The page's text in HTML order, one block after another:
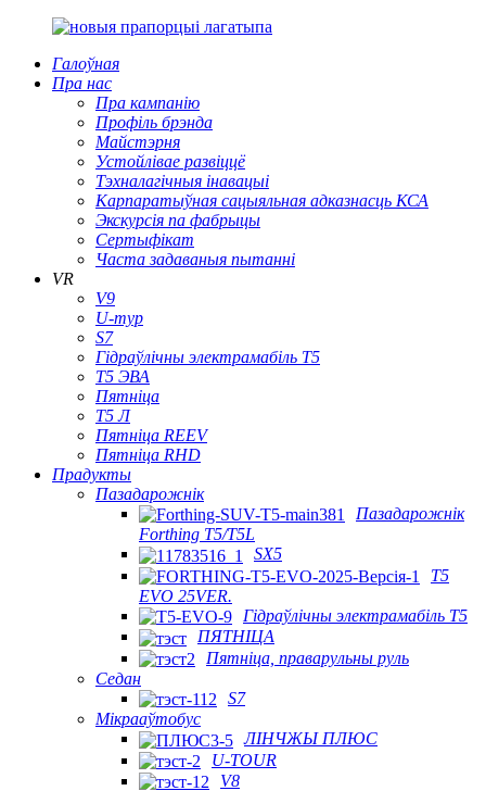
Галоўная
Пра нас
Пра кампанію
Профіль брэнда
Майстэрня
Устойлівае развіццё
Тэхналагічныя інавацыі
Карпаратыўная сацыяльная адказнасць КСА
Экскурсія па фабрыцы
Сертыфікат
Часта задаваныя пытанні
VR
V9
U-тур
S7
Гідраўлічны электрамабіль T5
Т5 ЭВА
Пятніца
Т5 Л
Пятніца REEV
Пятніца RHD
Прадукты
Пазадарожнік
Пазадарожнік
Forthing T5/T5L
SX5
T5
EVO 25VER.
Гідраўлічны электрамабіль T5
ПЯТНІЦА
Пятніца, праварульны руль
Седан
S7
Мікрааўтобус
ЛІНЧЖЫ ПЛЮС
U-TOUR
V8